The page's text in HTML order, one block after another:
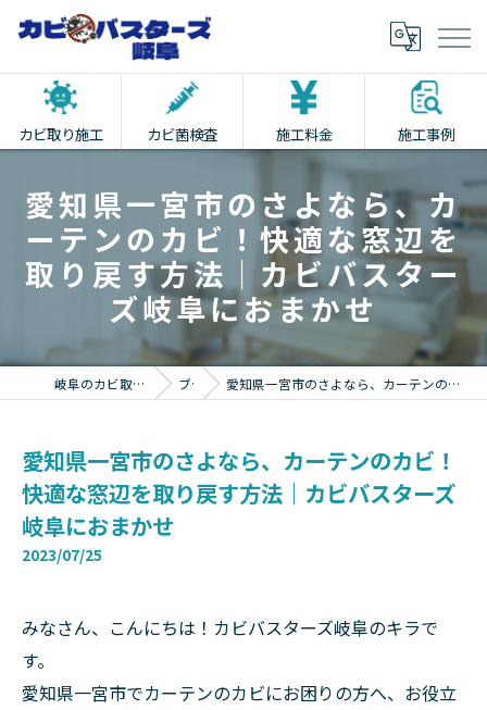
カビ取り施工 カビ菌検査 施工料金 施工事例
愛知県一宮市のさよなら、カ
ーテンのカビ！快適な窓辺を
取り戻す方法｜カビバスター
ズ岐阜におまかせ
岐阜のカビ取りならカビバスターズ岐阜 ブログ 愛知県一宮市のさよなら、カーテンのカビ！快適な窓辺を取り戻す方法｜カビバスターズ岐阜におまかせ
愛知県一宮市のさよなら、カーテンのカビ！
快適な窓辺を取り戻す方法｜カビバスターズ
岐阜におまかせ
2023/07/25
みなさん、こんにちは！カビバスターズ岐阜のキラで
す。
愛知県一宮市でカーテンのカビにお困りの方へ、お役立